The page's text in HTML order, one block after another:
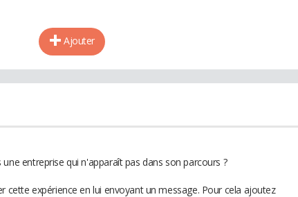
Ajouter
entreprise qui n'apparaît pas dans son parcours ?
cette expérience en lui envoyant un message. Pour cela ajoutez